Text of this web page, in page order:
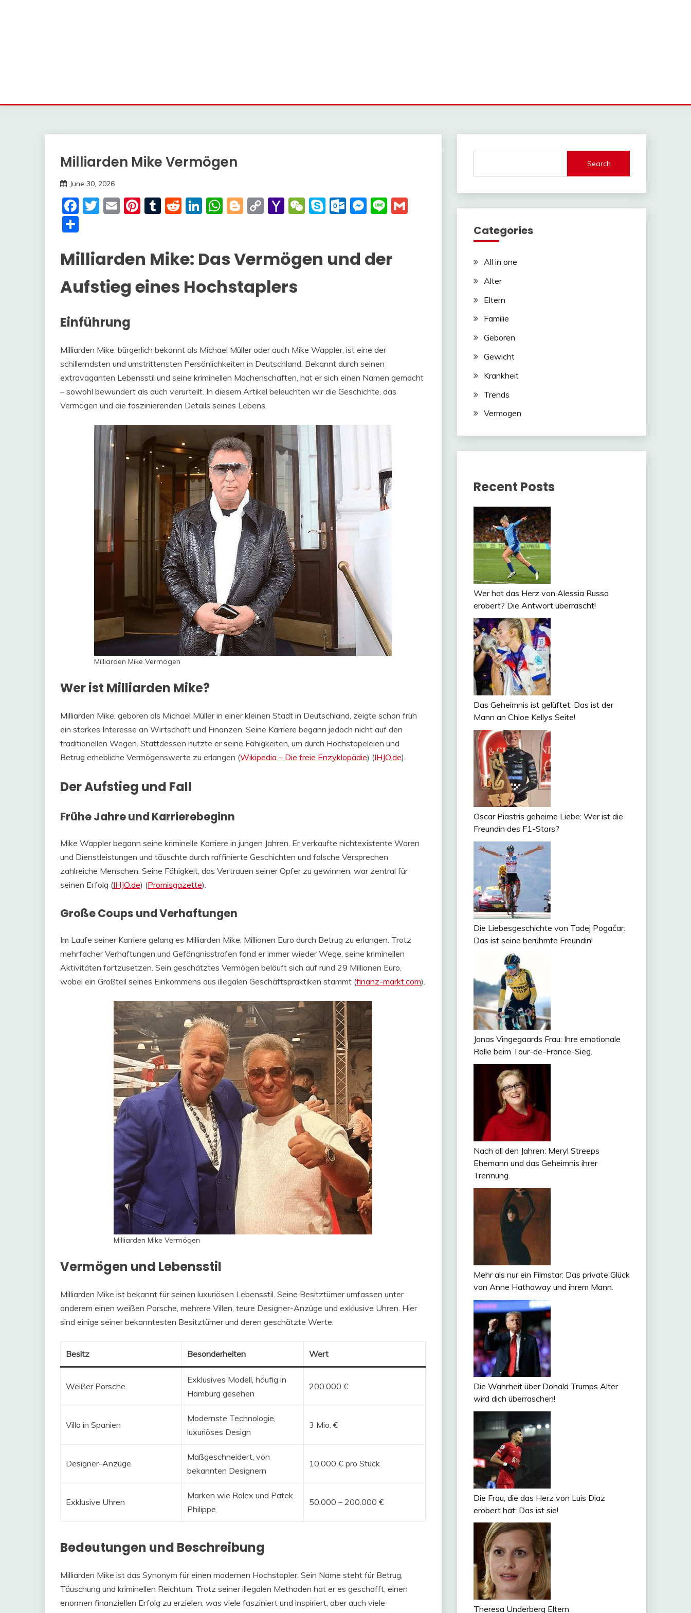
Trends
Milliarden Mike Vermögen
June 30, 2026
Meme
Facebook
Twitter
EmailPinterest
Tumblr
Reddit
LinkedIn
WhatsApp
Blogger
CopyYahoo
WeChat
SkypeOutlook.com
Messenger
Line
Milliarden Mike: Das Vermögen und der
Aufstieg eines Hochstaplers
Einführung
Milliarden Mike, bürgerlich bekannt als Michael Müller oder auch Mike Wappler, ist eine der
schillerndsten und umstrittensten Persönlichkeiten in Deutschland. Bekannt durch seinen
extravaganten Lebensstil und seine kriminellen Machenschaften, hat er sich einen Namen gemacht
– sowohl bewundert als auch verurteilt. In diesem Artikel beleuchten wir die Geschichte, das
Vermögen und die faszinierenden Details seines Lebens.
Milliarden Mike Vermögen
Wer ist Milliarden Mike?
Milliarden Mike, geboren als Michael Müller in einer kleinen Stadt in Deutschland, zeigte schon früh
ein starkes Interesse an Wirtschaft und Finanzen. Seine Karriere begann jedoch nicht auf den
traditionellen Wegen. Stattdessen nutzte er seine Fähigkeiten, um durch Hochstapeleien und
Betrug erhebliche Vermögenswerte zu erlangen​ (Wikipedia – Die freie Enzyklopädie)​​ (IHJO.de)​.
Der Aufstieg und Fall
Frühe Jahre und Karrierebeginn
Mike Wappler begann seine kriminelle Karriere in jungen Jahren. Er verkaufte nichtexistente Waren
und Dienstleistungen und täuschte durch raffinierte Geschichten und falsche Versprechen
zahlreiche Menschen. Seine Fähigkeit, das Vertrauen seiner Opfer zu gewinnen, war zentral für
seinen Erfolg​ (IHJO.de)​​ (Promisgazette)​.
Große Coups und Verhaftungen
Im Laufe seiner Karriere gelang es Milliarden Mike, Millionen Euro durch Betrug zu erlangen. Trotz
mehrfacher Verhaftungen und Gefängnisstrafen fand er immer wieder Wege, seine kriminellen
Aktivitäten fortzusetzen. Sein geschätztes Vermögen beläuft sich auf rund 29 Millionen Euro,
wobei ein Großteil seines Einkommens aus illegalen Geschäftspraktiken stammt​ (finanz-markt.com)​.
Milliarden Mike Vermögen
Vermögen und Lebensstil
Milliarden Mike ist bekannt für seinen luxuriösen Lebensstil. Seine Besitztümer umfassen unter
anderem einen weißen Porsche, mehrere Villen, teure Designer-Anzüge und exklusive Uhren. Hier
sind einige seiner bekanntesten Besitztümer und deren geschätzte Werte:
Besitz Besonderheiten Wert
Weißer Porsche
Exklusives Modell, häufig in
Hamburg gesehen
200.000 €
Villa in Spanien
Modernste Technologie,
luxuriöses Design
3 Mio. €
Designer-Anzüge
Maßgeschneidert, von
bekannten Designern
10.000 € pro Stück
Exklusive Uhren
Marken wie Rolex und Patek
Philippe
50.000 – 200.000 €
Bedeutungen und Beschreibung
Milliarden Mike ist das Synonym für einen modernen Hochstapler. Sein Name steht für Betrug,
Täuschung und kriminellen Reichtum. Trotz seiner illegalen Methoden hat er es geschafft, einen
enormen finanziellen Erfolg zu erzielen, was viele fasziniert und inspiriert, aber auch viele
Search
Categories
All in one
Alter
Eltern
Familie
Geboren
Gewicht
Krankheit
Trends
Vermogen
Recent Posts
Wer hat das Herz von Alessia Russo
erobert? Die Antwort überrascht!
Das Geheimnis ist gelüftet: Das ist der
Mann an Chloe Kellys Seite!
Oscar Piastris geheime Liebe: Wer ist die
Freundin des F1-Stars?
Die Liebesgeschichte von Tadej Pogačar:
Das ist seine berühmte Freundin!
Jonas Vingegaards Frau: Ihre emotionale
Rolle beim Tour-de-France-Sieg.
Nach all den Jahren: Meryl Streeps
Ehemann und das Geheimnis ihrer
Trennung.
Mehr als nur ein Filmstar: Das private Glück
von Anne Hathaway und ihrem Mann.
Die Wahrheit über Donald Trumps Alter
wird dich überraschen!
Die Frau, die das Herz von Luis Diaz
erobert hat: Das ist sie!
Theresa Underberg Eltern